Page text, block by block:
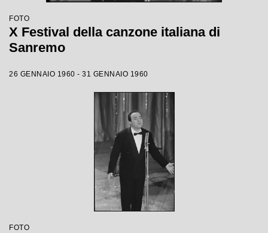
FOTO
X Festival della canzone italiana di
Sanremo
26 GENNAIO 1960 - 31 GENNAIO 1960
FOTO